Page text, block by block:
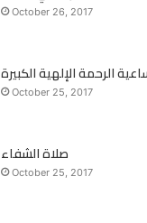
October 26, 2017
الرحمة الإلهية الكبيرة
October 25, 2017
صلاة الشفاء
October 25, 2017